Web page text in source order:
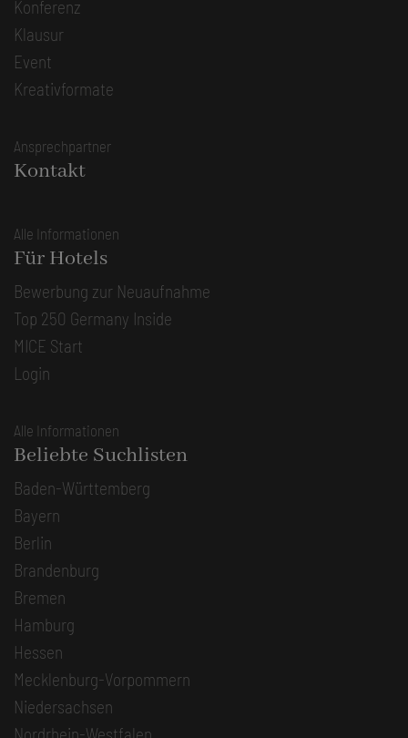
Konferenz
Klausur
Event
Kreativformate
Ansprechpartner
Kontakt
Alle Informationen
Für Hotels
Bewerbung zur Neuaufnahme
Top 250 Germany Inside
MICE Start
Login
Alle Informationen
Beliebte Suchlisten
Baden-Württemberg
Bayern
Berlin
Brandenburg
Bremen
Hamburg
Hessen
Mecklenburg-Vorpommern
Niedersachsen